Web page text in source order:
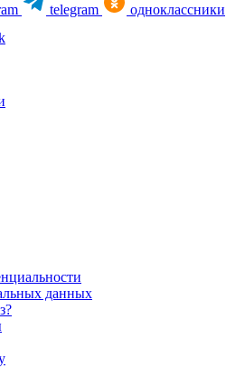
telegram
одноклассники
данных